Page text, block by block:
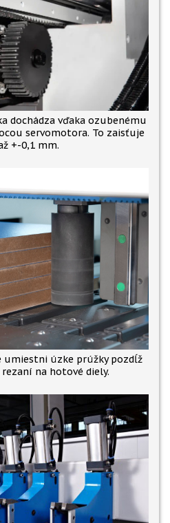
dochádza vďaka ozubenému
servomotora. To zaisťuje
+-0,1 mm.
umiestni úzke prúžky pozdĺž
na hotové diely.